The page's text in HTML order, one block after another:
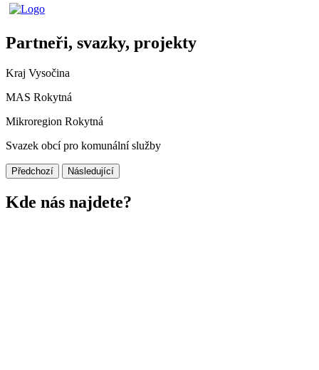
Partneři, svazky, projekty
Kraj Vysočina
MAS Rokytná
Mikroregion Rokytná
Svazek obcí pro komunální služby
Předchozí Následující
Kde nás najdete?